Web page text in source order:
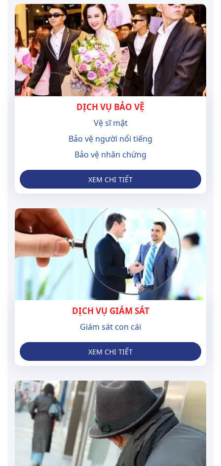
DỊCH VỤ BẢO VỆ
Vệ sĩ mật
Bảo vệ người nổi tiếng
Bảo vệ nhân chứng
XEM CHI TIẾT
DỊCH VỤ GIÁM SÁT
Giám sát con cái
XEM CHI TIẾT